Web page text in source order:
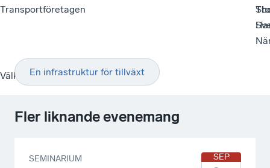
Transportföretagen
VälkommenEn infrastruktur för tillväxt
Fler liknande evenemang
SEMINARIUM SEP